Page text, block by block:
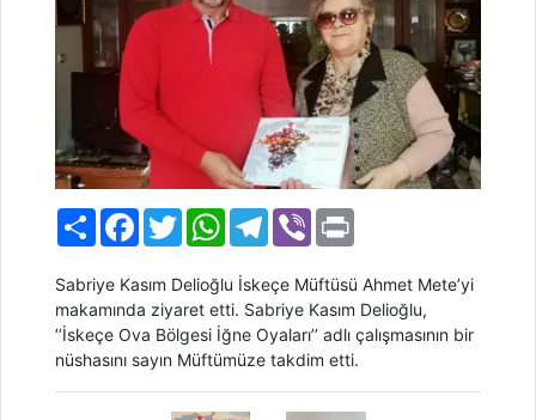
PaylaşFacebook
TwitterWhatsAppTelegram
Viber
Sabriye Kasım Delioğlu İskeçe Müftüsü Ahmet Mete’yi
makamında ziyaret etti. Sabriye Kasım Delioğlu,
’’İskeçe Ova Bölgesi İğne Oyaları’’ adlı çalışmasının bir
nüshasını sayın Müftümüze takdim etti.